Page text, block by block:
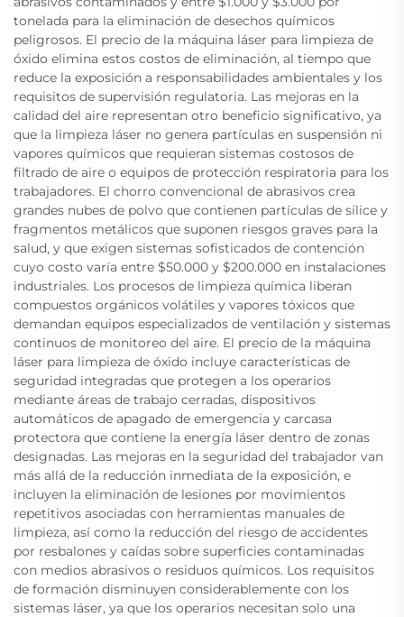
tonelada para la eliminación de desechos químicos
peligrosos. El precio de la máquina láser para limpieza de
óxido elimina estos costos de eliminación, al tiempo que
reduce la exposición a responsabilidades ambientales y los
requisitos de supervisión regulatoria. Las mejoras en la
calidad del aire representan otro beneficio significativo, ya
que la limpieza láser no genera partículas en suspensión ni
vapores químicos que requieran sistemas costosos de
filtrado de aire o equipos de protección respiratoria para los
trabajadores. El chorro convencional de abrasivos crea
grandes nubes de polvo que contienen partículas de sílice y
fragmentos metálicos que suponen riesgos graves para la
salud, y que exigen sistemas sofisticados de contención
cuyo costo varía entre $50.000 y $200.000 en instalaciones
industriales. Los procesos de limpieza química liberan
compuestos orgánicos volátiles y vapores tóxicos que
demandan equipos especializados de ventilación y sistemas
continuos de monitoreo del aire. El precio de la máquina
láser para limpieza de óxido incluye características de
seguridad integradas que protegen a los operarios
mediante áreas de trabajo cerradas, dispositivos
automáticos de apagado de emergencia y carcasa
protectora que contiene la energía láser dentro de zonas
designadas. Las mejoras en la seguridad del trabajador van
más allá de la reducción inmediata de la exposición, e
incluyen la eliminación de lesiones por movimientos
repetitivos asociadas con herramientas manuales de
limpieza, así como la reducción del riesgo de accidentes
por resbalones y caídas sobre superficies contaminadas
con medios abrasivos o residuos químicos. Los requisitos
de formación disminuyen considerablemente con los
sistemas láser, ya que los operarios necesitan solo una